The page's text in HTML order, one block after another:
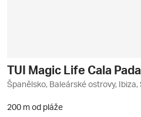
TUI Magic Life Cala Pada
Španělsko, Baleárské ostrovy, Ibiza,
200 m od pláže